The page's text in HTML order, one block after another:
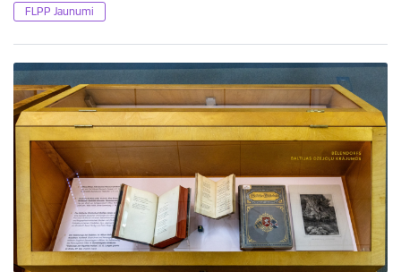
FLPP Jaunumi